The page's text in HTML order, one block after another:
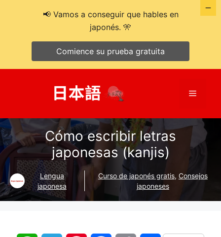
Menú
Cómo escribir letras
japonesas (kanjis)
Lengua
japonesa
Curso de japonés gratis, Consejos
japoneses
📢 Vamos a conseguir que hables en
japonés. 🎌
Comience su prueba gratuita